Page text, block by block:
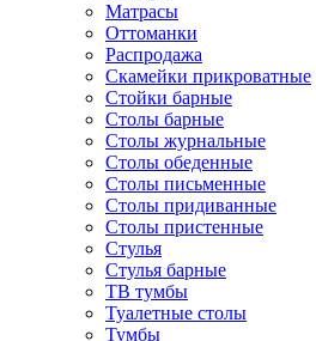
Матрасы
Оттоманки
Распродажа
Скамейки прикроватные
Стойки барные
Столы барные
Столы журнальные
Столы обеденные
Столы письменные
Столы придиванные
Столы пристенные
Стулья
Стулья барные
ТВ тумбы
Туалетные столы
Тумбы